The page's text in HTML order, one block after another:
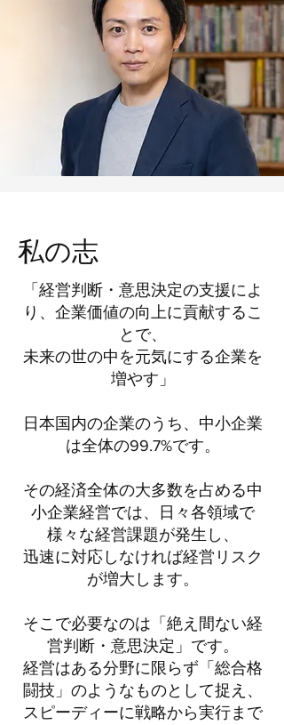
​私の志
「経営判断・意思決定の支援によ
り、企業価値の向上に貢献するこ
とで、
未来の世の中を元気にする企業を
増やす」
日本国内の企業のうち、中小企業
は全体の99.7%です。
その経済全体の大多数を占める中
小企業経営では、日々各領域で
様々な経営課題が発生し、
迅速に対応しなければ経営リスク
が増大します。
そこで必要なのは「絶え間ない経
営判断・意思決定」です。
経営はある分野に限らず「総合格
闘技」のようなものとして捉え、
スピーディーに戦略から実行まで